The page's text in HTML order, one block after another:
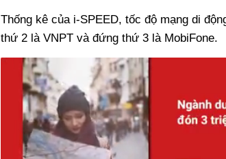
Thống kê của i-SPEED, tốc độ mạng di
thứ 2 là VNPT và đứng thứ 3 là MobiFone.